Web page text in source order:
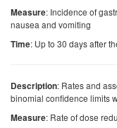
Measure: Incidence of
nausea and vomiting
Time: Up to 30 days after
Description: Rates and
binomial confidence limits
Measure: Rate of dose